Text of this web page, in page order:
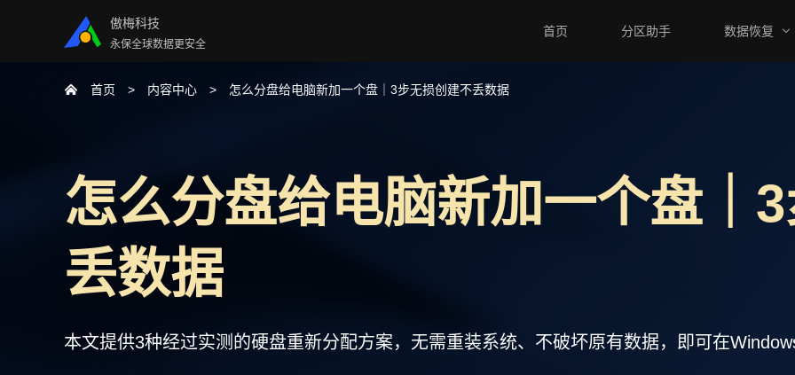
傲梅科技
永保全球数据更安全
首页 分区助手 数据恢复
首页 内容中心 怎么分盘给电脑新加一个盘｜3步无损创建不丢数据
怎么分盘给电脑新加一个盘｜
丢数据
本文提供3种经过实测的硬盘重新分配方案，无需重装系统、不破坏原有数据，即可在